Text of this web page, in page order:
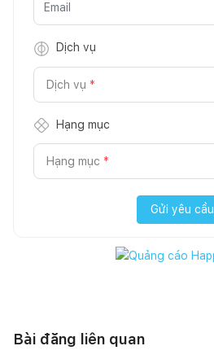
Dịch vụ
Dịch vụ *
Hạng mục
Hạng mục *
Gửi yêu cầu
Bài đăng liên quan